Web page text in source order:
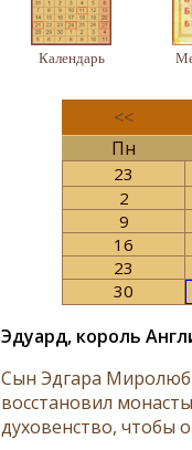
Календарь
<<
Пн
23
2
9
16
23
30
Эдуард, король
Cын Эдгара
восстановил
духовенство, чтобы